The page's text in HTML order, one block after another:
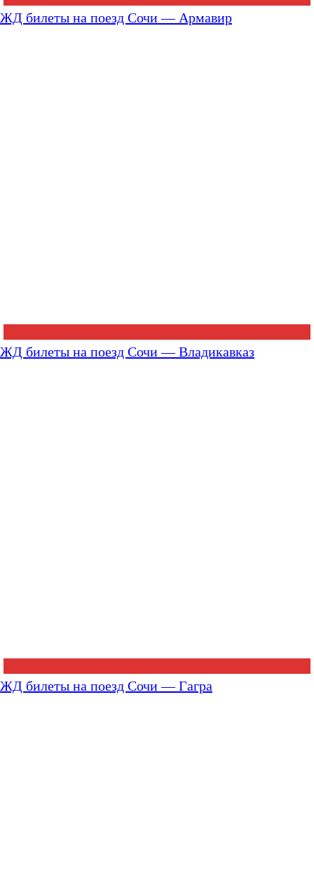
ЖД билеты на поезд Сочи — Армавир
ЖД билеты на поезд Сочи — Владикавказ
ЖД билеты на поезд Сочи — Гагра